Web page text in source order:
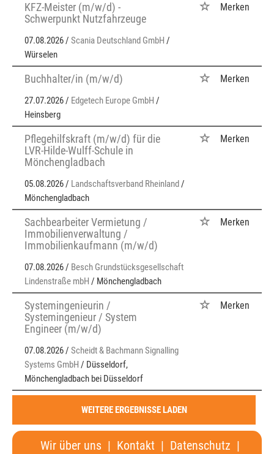
KFZ-Meister (m/w/d) -
Schwerpunkt Nutzfahrzeuge
07.08.2026 / Scania Deutschland GmbH /
Würselen
Merken
Buchhalter/in (m/w/d)
27.07.2026 / Edgetech Europe GmbH /
Heinsberg
Merken
Pflegehilfskraft (m/w/d) für die
LVR-Hilde-Wulff-Schule in
Mönchengladbach
05.08.2026 / Landschaftsverband Rheinland/
Mönchengladbach
Merken
Sachbearbeiter Vermietung /
Immobilienverwaltung /
Immobilienkaufmann (m/w/d)
07.08.2026 / Besch Grundstücksgesellschaft
Lindenstraße mbH / Mönchengladbach
Merken
Systemingenieurin /
Systemingenieur / System
Engineer (m/w/d)
07.08.2026 / Scheidt & Bachmann Signalling
Systems GmbH / Düsseldorf,
Mönchengladbach bei Düsseldorf
Merken
WEITERE ERGEBNISSE LADEN
Wir über uns | Kontakt | Datenschutz |